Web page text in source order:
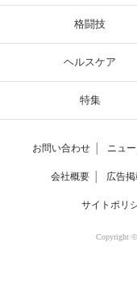
格闘技
ヘルスケア
特集
お問い合わせ ニュ
会社概要 広告
サイトポリ
Copyright